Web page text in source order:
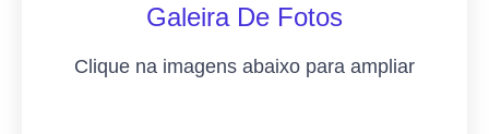
Galeira De Fotos
Clique na imagens abaixo para ampliar